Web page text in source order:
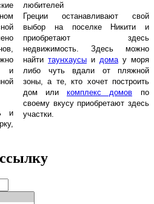
и
и
любителей
Греции останавливают свой
выбор на поселке Никити и
приобретают здесь
недвижимость. Здесь можно
найти таунхаусы и домау моря
либо чуть вдали от пляжной
зоны, а те, кто хочет построить
дом или комплекс домов по
своему вкусу приобретают здесь
участки.